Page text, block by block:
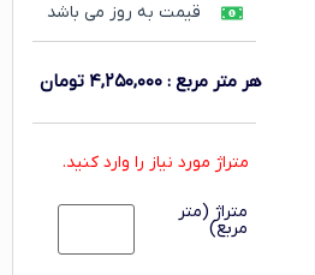
قیمت به روز می باشد
هر متر مربع :۴,۲۵۰,۰۰۰ تومان
متراژ مورد نیاز را وارد کنید.
متراژ (متر
مربع)